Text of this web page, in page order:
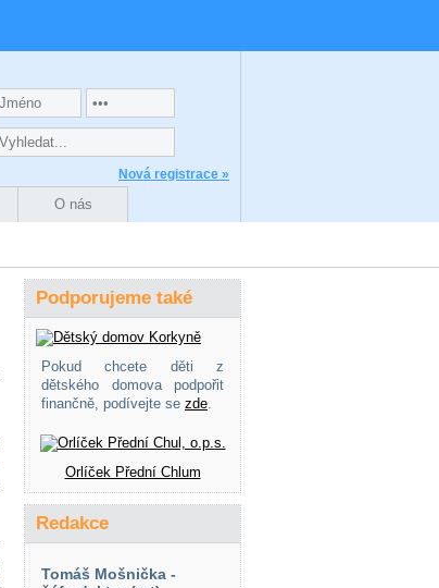
Nová registrace »
O nás
Podporujeme také
Pokud chcete děti z
dětského domova podpořit
finančně, podívejte se zde.
Orlíček Přední Chlum
Redakce
Tomáš Mošnička -